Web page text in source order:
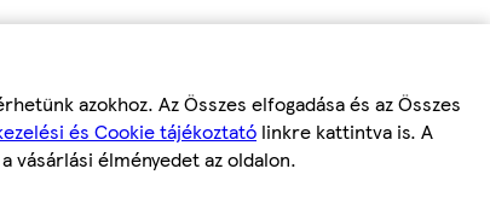
azokhoz. Az Összes elfogadása és az Összes
és Cookie tájékoztató linkre kattintva is. A
vásárlási élményedet az oldalon.